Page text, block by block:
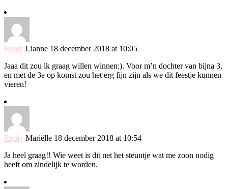
Reply Lianne 18 december 2018 at 10:05
Jaaa dit zou ik graag willen winnen:). Voor m’n dochter van bijna 3,
en met de 3e op komst zou het erg fijn zijn als we dit feestje kunnen
vieren!
Reply Mariëlle 18 december 2018 at 10:54
Ja heel graag!! Wie weet is dit net het steuntje wat me zoon nodig
heeft om zindelijk te worden.